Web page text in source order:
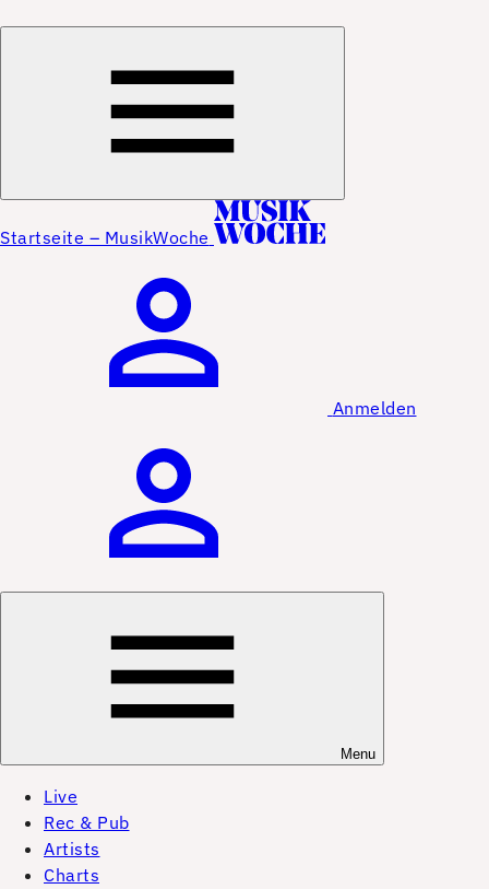
Startseite – MusikWoche
Anmelden
Menu
Live
Rec & Pub
Artists
Charts